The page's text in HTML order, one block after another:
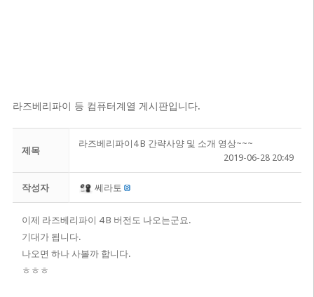
라즈베리파이 등 컴퓨터계열 게시판입니다.
제목
라즈베리파이4 B 간략사양 및 소개 영상~~~
2019-06-28 20:49
작성자 쎄라토
이제 라즈베리파이 4 B 버전도 나오는군요.
기대가 됩니다.
나오면 하나 사볼까 합니다.
ㅎㅎㅎ